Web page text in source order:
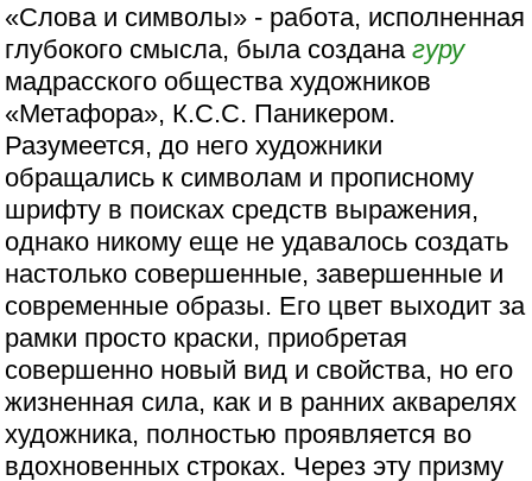
«Слова и символы» - работа, исполненная
глубокого смысла, была созданагуру
мадрасского общества художников
«Метафора», К.С.С. Паникером.
Разумеется, до него художники
обращались к символам и прописному
шрифту в поисках средств выражения,
однако никому еще не удавалось создать
настолько совершенные, завершенные и
современные образы. Его цвет выходит за
рамки просто краски, приобретая
совершенно новый вид и свойства, но его
жизненная сила, как и в ранних акварелях
художника, полностью проявляется во
вдохновенных строках. Через эту призму